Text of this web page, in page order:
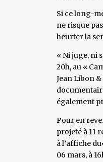
Si ce long-
ne risque
heurter la
« Ni juge, ni
20h, au «
Jean Libon
également
Pour en
projeté à 11
à l’affiche
06 mars, à